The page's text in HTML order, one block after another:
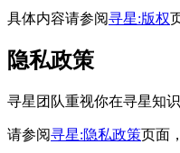
具体内容请参阅寻星:版权
隐私政策
寻星团队重视你在寻星知
请参阅寻星:隐私政策页面